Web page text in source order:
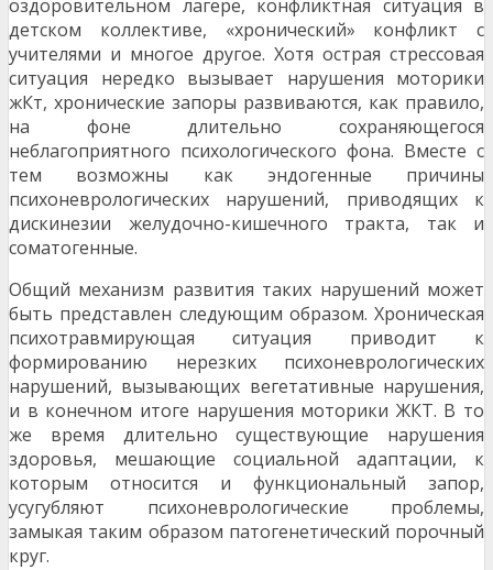
оздоровительном лагере, конфликтная ситуация в
детском коллективе, «хронический» конфликт с
учителями и многое другое. Хотя ост­рая стрессовая
ситуация нередко вызывает нару­шения моторики
жКт, хронические запоры разви­ваются, как правило,
на фоне длительно сохра­няющегося
неблагоприятного психологического фона. Вместе с
тем возможны как эндогенные причины
психоневрологических нарушений, при­водящих к
дискинезии желудочно-кишечного тракта, так и
соматогенные.
Общий механизм развития таких нарушений мо­жет
быть представлен следующим образом. Хро­ническая
психотравмирующая ситуация приводит к
формированию нерезких психоневрологических
нарушений, вызывающих вегетативные наруше­ния,
и в конечном итоге нарушения моторики ЖКТ. В то
же время длительно существующие нарушения
здоровья, мешающие социальной адаптации, к
которым относится и функциональ­ный запор,
усугубляют психоневрологические проблемы,
замыкая таким образом патогенетиче­ский порочный
круг.